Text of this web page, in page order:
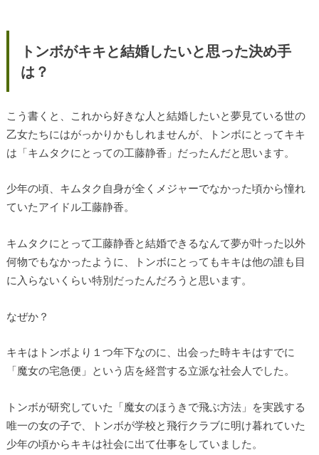
トンボがキキと結婚したいと思った決め手
は？
こう書くと、これから好きな人と結婚したいと夢見ている世の
乙女たちにはがっかりかもしれませんが、トンボにとってキキ
は「キムタクにとっての工藤静香」だったんだと思います。
少年の頃、キムタク自身が全くメジャーでなかった頃から憧れ
ていたアイドル工藤静香。
キムタクにとって工藤静香と結婚できるなんて夢が叶った以外
何物でもなかったように、トンボにとってもキキは他の誰も目
に入らないくらい特別だったんだろうと思います。
なぜか？
キキはトンボより１つ年下なのに、出会った時キキはすでに
「魔女の宅急便」という店を経営する立派な社会人でした。
トンボが研究していた「魔女のほうきで飛ぶ方法」を実践する
唯一の女の子で、トンボが学校と飛行クラブに明け暮れていた
少年の頃からキキは社会に出て仕事をしていました。